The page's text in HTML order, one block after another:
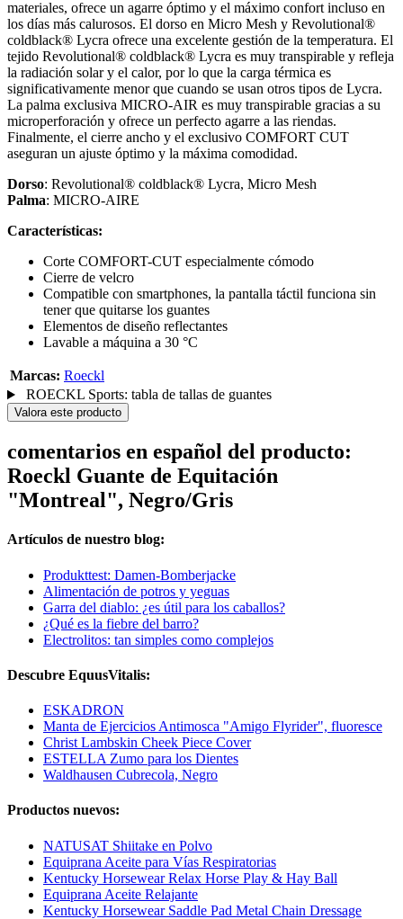
materiales, ofrece un agarre óptimo y el máximo confort incluso en
los días más calurosos. El dorso en Micro Mesh y Revolutional®
coldblack® Lycra ofrece una excelente gestión de la temperatura. El
tejido Revolutional® coldblack® Lycra es muy transpirable y refleja
la radiación solar y el calor, por lo que la carga térmica es
significativamente menor que cuando se usan otros tipos de Lycra.
La palma exclusiva MICRO-AIR es muy transpirable gracias a su
microperforación y ofrece un perfecto agarre a las riendas.
Finalmente, el cierre ancho y el exclusivo COMFORT CUT
aseguran un ajuste óptimo y la máxima comodidad.
Dorso: Revolutional® coldblack® Lycra, Micro Mesh
Palma: MICRO-AIRE
Características:
Corte COMFORT-CUT especialmente cómodo
Cierre de velcro
Compatible con smartphones, la pantalla táctil funciona sin
tener que quitarse los guantes
Elementos de diseño reflectantes
Lavable a máquina a 30 °C
Marcas: Roeckl
ROECKL Sports: tabla de tallas de guantes
Valora este producto
comentarios en español del producto:
Roeckl Guante de Equitación
"Montreal", Negro/Gris
Artículos de nuestro blog:
Produkttest: Damen-Bomberjacke
Alimentación de potros y yeguas
Garra del diablo: ¿es útil para los caballos?
¿Qué es la fiebre del barro?
Electrolitos: tan simples como complejos
Descubre EquusVitalis:
ESKADRON
Manta de Ejercicios Antimosca "Amigo Flyrider", fluoresce
Christ Lambskin Cheek Piece Cover
ESTELLA Zumo para los Dientes
Waldhausen Cubrecola, Negro
Productos nuevos:
NATUSAT Shiitake en Polvo
Equiprana Aceite para Vías Respiratorias
Kentucky Horsewear Relax Horse Play & Hay Ball
Equiprana Aceite Relajante
Kentucky Horsewear Saddle Pad Metal Chain Dressage